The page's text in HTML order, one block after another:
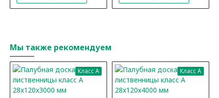
Мы также рекомендуем
Класс A Класс A